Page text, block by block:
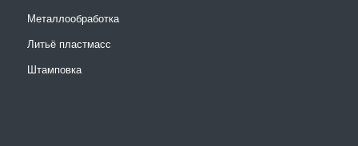
Металлообработка
Литьё пластмасс
Штамповка